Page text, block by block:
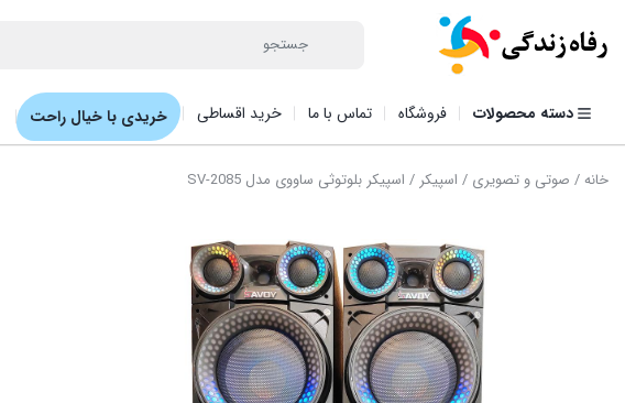
دسته محصولات فروشگاه تماس با ما خرید اقساطی خریدی با خیال راحت
خانه/ صوتی و تصویری / اسپیکر / اسپیکر بلوتوثی ساووی مدل SV-2085